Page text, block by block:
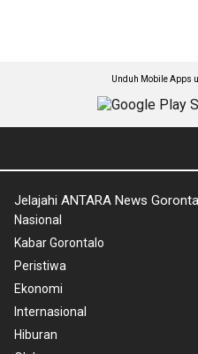
Unduh Mobile Apps
Jelajahi ANTARA News
Nasional
Kabar Gorontalo
Peristiwa
Ekonomi
Internasional
Hiburan